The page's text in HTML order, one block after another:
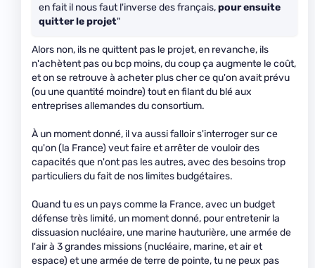
en fait il nous faut l'inverse des français,pour ensuite
quitter le projet"
Alors non, ils ne quittent pas le projet, en revanche, ils
n'achètent pas ou bcp moins, du coup ça augmente le coût,
et on se retrouve à acheter plus cher ce qu'on avait prévu
(ou une quantité moindre) tout en filant du blé aux
entreprises allemandes du consortium.
À un moment donné, il va aussi falloir s'interroger sur ce
qu'on (la France) veut faire et arrêter de vouloir des
capacités que n'ont pas les autres, avec des besoins trop
particuliers du fait de nos limites budgétaires.
Quand tu es un pays comme la France, avec un budget
défense très limité, un moment donné, pour entretenir la
dissuasion nucléaire, une marine hauturière, une armée de
l'air à 3 grandes missions (nucléaire, marine, et air et
espace) et une armée de terre de pointe, tu ne peux pas